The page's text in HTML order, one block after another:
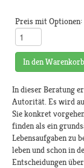
Preis mit Optionen:
In den Warenkorb
In dieser Beratung
Autorität. Es wird
Sie konkret
finden als ein
Lebensaufgaben zu
leben und schon in
Entscheidungen